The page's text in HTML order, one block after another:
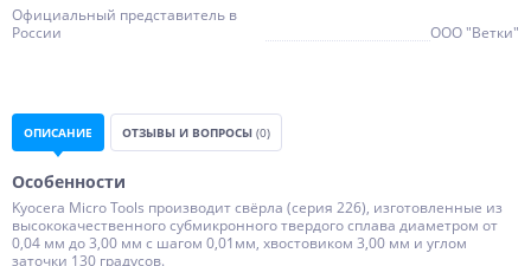
Официальный представитель в
России
ООО "Ветки"
ОПИСАНИЕ ОТЗЫВЫ И ВОПРОСЫ (0)
Особенности
Kyocera Micro Tools производит свёрла (серия 226), изготовленные из
высококачественного субмикронного твердого сплава диаметром от
0,04 мм до 3,00 мм с шагом 0,01мм, хвостовиком 3,00 мм и углом
заточки 130 градусов.